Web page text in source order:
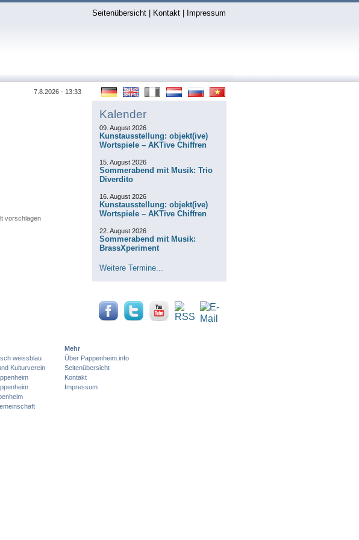
Seitenübersicht| Kontakt| Impressum
7.8.2026 - 13:33
Kalender
09. August 2026
Kunstausstellung: objekt(ive)
Wortspiele – AKTive Chiffren
15. August 2026
Sommerabend mit Musik: Trio
Diverdito
16. August 2026
Kunstausstellung: objekt(ive)
Wortspiele – AKTive Chiffren
22. August 2026
Sommerabend mit Musik:
BrassXperiment
Weitere Termine...
vorschlagen
weissblau
Kulturverein
Mehr
Über Pappenheim.info
Seitenübersicht
Kontakt
Impressum